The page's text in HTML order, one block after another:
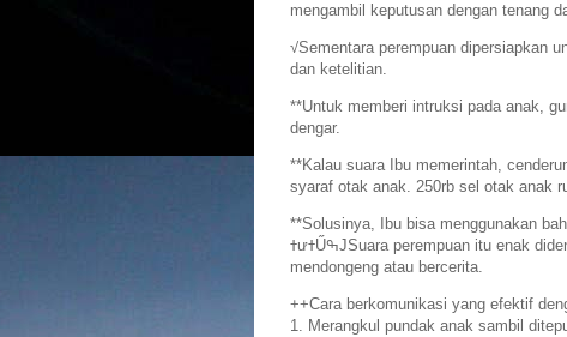
mengambil keputusan dengan tenang
√Sementara perempuan dipersiapkan
dan ketelitian.
**Untuk memberi intruksi pada anak,
dengar.
**Kalau suara Ibu memerintah,
syaraf otak anak. 250rb sel otak anak
**Solusinya, Ibu bisa menggunakan
ߙưߙŰߒJSuara perempuan itu enak didengar jika digunakan dengan nada sedang. Cocok untuk
mendongeng atau bercerita.
++Cara berkomunikasi yang efektif
1. Merangkul pundak anak sambil